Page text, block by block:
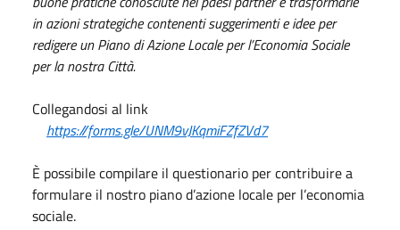
in azioni strategiche contenenti suggerimenti e idee per
redigere un Piano di Azione Locale per l’Economia Sociale
per la nostra Città.
Collegandosi al link
https://forms.gle/UNM9vJKqmiFZfZVd7
È possibile compilare il questionario per contribuire a
formulare il nostro piano d’azione locale per l’economia
sociale.